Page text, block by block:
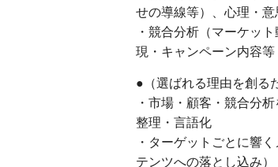
せの導線等）、心理・
・競合分析（マーケッ
現・キャンペーン内容等
●（選ばれる理由を創る
・市場・顧客・競合分
整理・言語化
・ターゲットごとに響
テンツへの落とし込み）